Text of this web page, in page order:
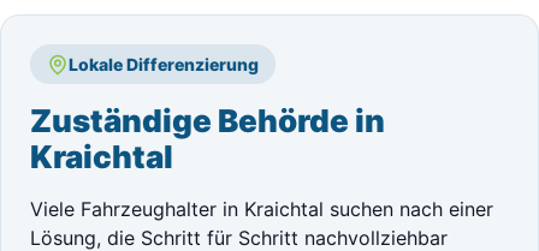
Lokale Differenzierung
Zuständige Behörde in
Kraichtal
Viele Fahrzeughalter in Kraichtal suchen nach einer
Lösung, die Schritt für Schritt nachvollziehbar